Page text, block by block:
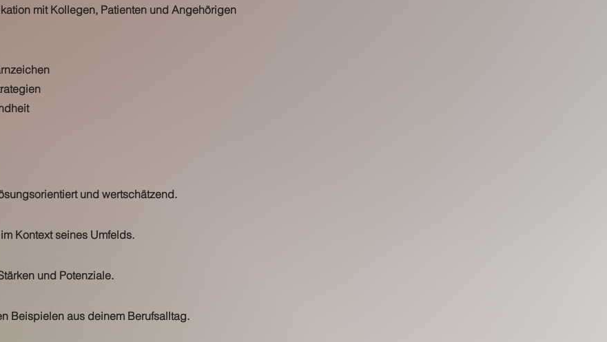
mit Kollegen, Patienten und Angehörigen
und wertschätzend.
Kontext seines Umfelds.
und Potenziale.
Beispielen aus deinem Berufsalltag.